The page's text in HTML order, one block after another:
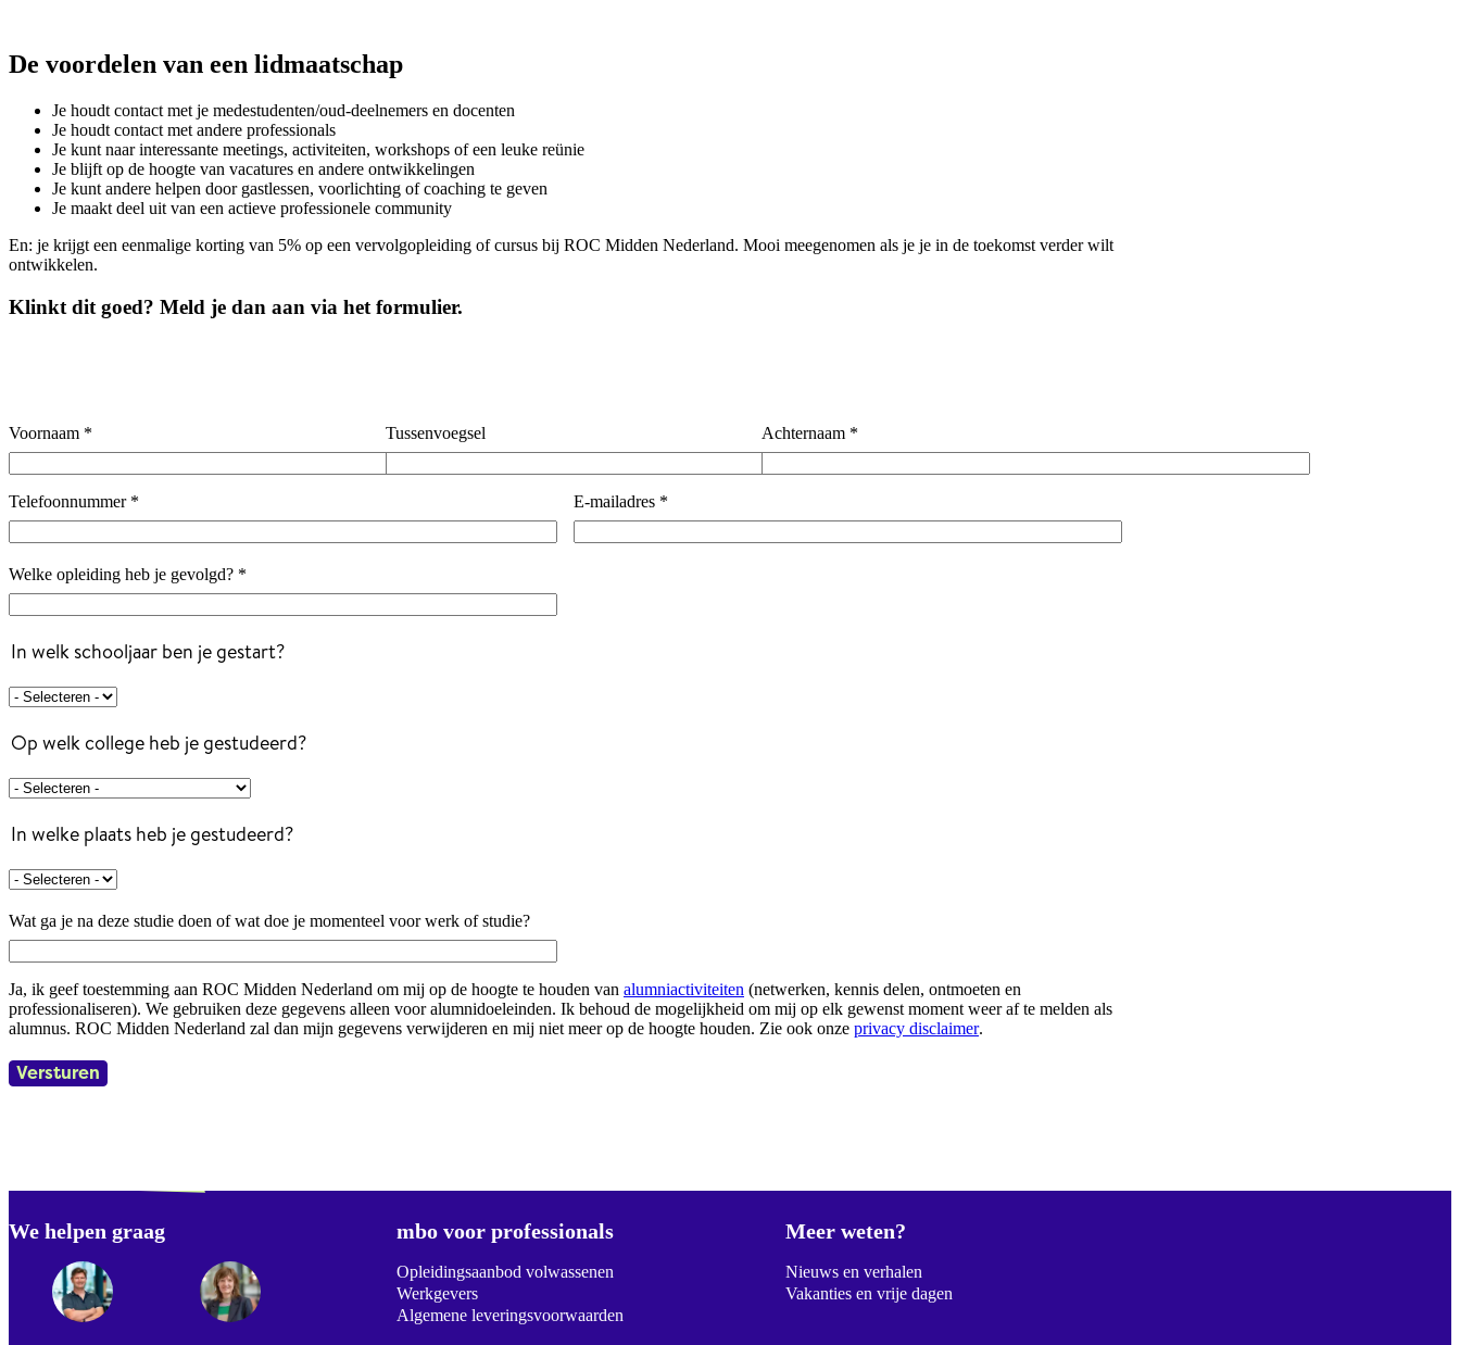
De voordelen van een lidmaatschap
Je houdt contact met je medestudenten/oud-deelnemers en docenten
Je houdt contact met andere professionals
Je kunt naar interessante meetings, activiteiten, workshops of een leuke reünie
Je blijft op de hoogte van vacatures en andere ontwikkelingen
Je kunt andere helpen door gastlessen, voorlichting of coaching te geven
Je maakt deel uit van een actieve professionele community
En: je krijgt een eenmalige korting van 5% op een vervolgopleiding of cursus bij ROC Midden Nederland. Mooi meegenomen als je je in de toekomst verder wilt
ontwikkelen.
Klinkt dit goed? Meld je dan aan via het formulier.
Voornaam * Tussenvoegsel Achternaam *
Telefoonnummer * E-mailadres *
Welke opleiding heb je gevolgd? *
In welk schooljaar ben je gestart?
In welk schooljaar ben je gestart?
Op welk college heb je gestudeerd?
Op welk college heb je gestudeerd?
container
In welke plaats heb je gestudeerd?
In welke plaats heb je gestudeerd?
Wat ga je na deze studie doen of wat doe je momenteel voor werk of studie?
Ja, ik geef toestemming aan ROC Midden Nederland om mij op de hoogte te houden van alumniactiviteiten (netwerken, kennis delen, ontmoeten en
professionaliseren). We gebruiken deze gegevens alleen voor alumnidoeleinden. Ik behoud de mogelijkheid om mij op elk gewenst moment weer af te melden als
alumnus. ROC Midden Nederland zal dan mijn gegevens verwijderen en mij niet meer op de hoogte houden. Zie ook onze privacy disclaimer.
Versturen
We helpen graag mbo voor professionals
Opleidingsaanbod volwassenen
Werkgevers
Algemene leveringsvoorwaarden
Meer weten?
Nieuws en verhalen
Vakanties en vrije dagen
Footer